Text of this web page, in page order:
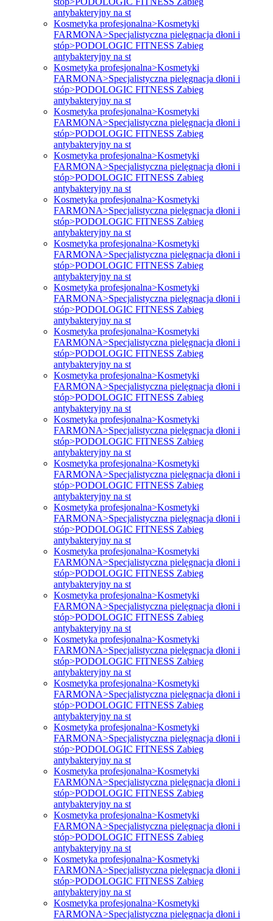
antybakteryjny na st
Kosmetyka profesjonalna>Kosmetyki
FARMONA>Specjalistyczna pielęgnacja dłoni i
stóp>PODOLOGIC FITNESS Zabieg
antybakteryjny na st
Kosmetyka profesjonalna>Kosmetyki
FARMONA>Specjalistyczna pielęgnacja dłoni i
stóp>PODOLOGIC FITNESS Zabieg
antybakteryjny na st
Kosmetyka profesjonalna>Kosmetyki
FARMONA>Specjalistyczna pielęgnacja dłoni i
stóp>PODOLOGIC FITNESS Zabieg
antybakteryjny na st
Kosmetyka profesjonalna>Kosmetyki
FARMONA>Specjalistyczna pielęgnacja dłoni i
stóp>PODOLOGIC FITNESS Zabieg
antybakteryjny na st
Kosmetyka profesjonalna>Kosmetyki
FARMONA>Specjalistyczna pielęgnacja dłoni i
stóp>PODOLOGIC FITNESS Zabieg
antybakteryjny na st
Kosmetyka profesjonalna>Kosmetyki
FARMONA>Specjalistyczna pielęgnacja dłoni i
stóp>PODOLOGIC FITNESS Zabieg
antybakteryjny na st
Kosmetyka profesjonalna>Kosmetyki
FARMONA>Specjalistyczna pielęgnacja dłoni i
stóp>PODOLOGIC FITNESS Zabieg
antybakteryjny na st
Kosmetyka profesjonalna>Kosmetyki
FARMONA>Specjalistyczna pielęgnacja dłoni i
stóp>PODOLOGIC FITNESS Zabieg
antybakteryjny na st
Kosmetyka profesjonalna>Kosmetyki
FARMONA>Specjalistyczna pielęgnacja dłoni i
stóp>PODOLOGIC FITNESS Zabieg
antybakteryjny na st
Kosmetyka profesjonalna>Kosmetyki
FARMONA>Specjalistyczna pielęgnacja dłoni i
stóp>PODOLOGIC FITNESS Zabieg
antybakteryjny na st
Kosmetyka profesjonalna>Kosmetyki
FARMONA>Specjalistyczna pielęgnacja dłoni i
stóp>PODOLOGIC FITNESS Zabieg
antybakteryjny na st
Kosmetyka profesjonalna>Kosmetyki
FARMONA>Specjalistyczna pielęgnacja dłoni i
stóp>PODOLOGIC FITNESS Zabieg
antybakteryjny na st
Kosmetyka profesjonalna>Kosmetyki
FARMONA>Specjalistyczna pielęgnacja dłoni i
stóp>PODOLOGIC FITNESS Zabieg
antybakteryjny na st
Kosmetyka profesjonalna>Kosmetyki
FARMONA>Specjalistyczna pielęgnacja dłoni i
stóp>PODOLOGIC FITNESS Zabieg
antybakteryjny na st
Kosmetyka profesjonalna>Kosmetyki
FARMONA>Specjalistyczna pielęgnacja dłoni i
stóp>PODOLOGIC FITNESS Zabieg
antybakteryjny na st
Kosmetyka profesjonalna>Kosmetyki
FARMONA>Specjalistyczna pielęgnacja dłoni i
stóp>PODOLOGIC FITNESS Zabieg
antybakteryjny na st
Kosmetyka profesjonalna>Kosmetyki
FARMONA>Specjalistyczna pielęgnacja dłoni i
stóp>PODOLOGIC FITNESS Zabieg
antybakteryjny na st
Kosmetyka profesjonalna>Kosmetyki
FARMONA>Specjalistyczna pielęgnacja dłoni i
stóp>PODOLOGIC FITNESS Zabieg
antybakteryjny na st
Kosmetyka profesjonalna>Kosmetyki
FARMONA>Specjalistyczna pielęgnacja dłoni i
stóp>PODOLOGIC FITNESS Zabieg
antybakteryjny na st
Kosmetyka profesjonalna>Kosmetyki
FARMONA>Specjalistyczna pielęgnacja dłoni i
stóp>PODOLOGIC FITNESS Zabieg
antybakteryjny na st
Kosmetyka profesjonalna>Kosmetyki
FARMONA>Specjalistyczna pielęgnacja dłoni i